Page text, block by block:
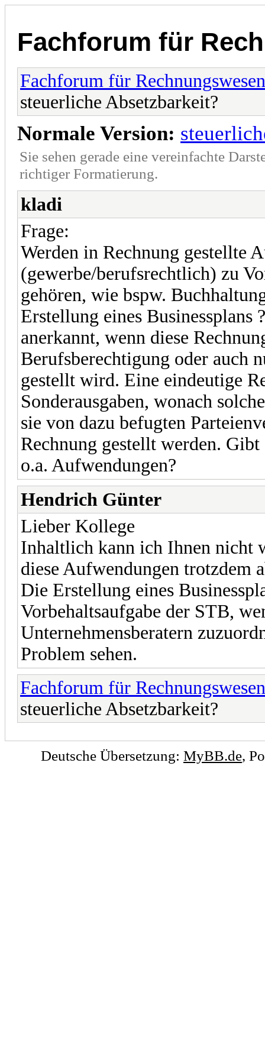
Fachforum für
Fachforum für Rechnungswesen
steuerliche Absetzbarkeit?
Normale Version:
Sie sehen gerade eine vereinfachte
richtiger Formatierung.
kladi
Frage:
Werden in Rechnung gestellte
(gewerbe/berufsrechtlich) zu
gehören, wie bspw.
Erstellung eines
anerkannt, wenn diese
Berufsberechtigung oder auch
gestellt wird. Eine eindeutige
Sonderausgaben, wonach
sie von dazu befugten
Rechnung gestellt werden.
o.a. Aufwendungen?
Hendrich Günter
Lieber Kollege
Inhaltlich kann ich Ihnen nicht
diese Aufwendungen trotzdem
Die Erstellung eines
Vorbehaltsaufgabe der STB,
Unternehmensberatern
Problem sehen.
Fachforum für Rechnungswesen
steuerliche Absetzbarkeit?
Deutsche Übersetzung: MyBB.de,